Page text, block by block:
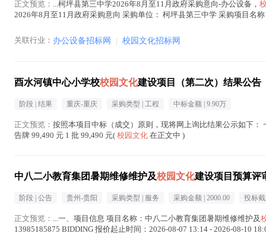
正文预览： ...柯坪县第三中学2026年8月至11月政府采购意向-办公设备，
2026年8月至11月政府采购意向 采购单位： 柯坪县第三中学 采购项目名
关联行业： 办公设备招标网 | 校园文化招标网
酉水河镇中心小学校校园文化建设项目（第二次）结果公告
阶段 | 结果 重庆-重庆 采购类型 | 工程 中标金额 | 9.90万
正文预览： 按照本项目中标（成交）原则，现将网上询比结果公示如下
告牌 99,490 元 1 批 99,490 元( 校园文化 在正文中 )
中八二小教育集团暑期维修维护及校园文化建设项目预算评
阶段 | 公告 贵州-贵阳 采购类型 | 服务 采购金额 | 2000.00 投标
正文预览： ...一、项目信息 项目名称：中八二小教育集团暑期维修维护及
13985185875 BIDDING 报价起止时间：2026-08-07 13:14 - 2026-08-10